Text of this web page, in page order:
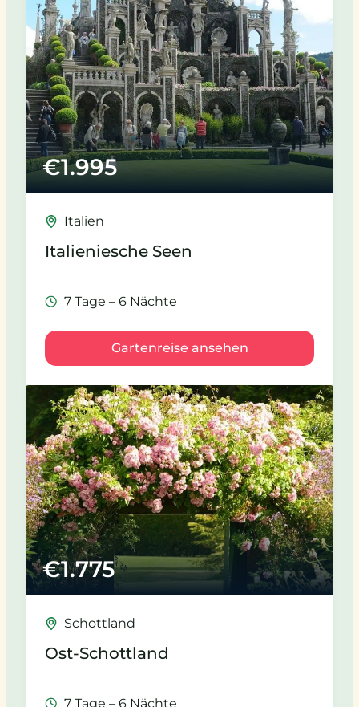
€1.995
Italien
Italieniesche Seen
7 Tage – 6 Nächte
Gartenreise ansehen
€1.775
Schottland
Ost-Schottland
7 Tage – 6 Nächte